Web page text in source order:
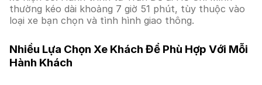
thường kéo dài khoảng 7 giờ 51 phút, tùy thuộc vào
loại xe bạn chọn và tình hình giao thông.
Nhiều Lựa Chọn Xe Khách Để Phù Hợp Với Mỗi
Hành Khách